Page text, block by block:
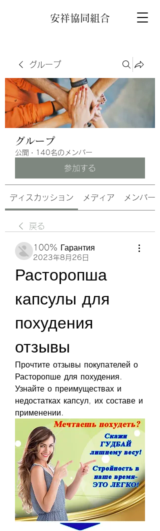
安祥協同組合
グループ
グループ
公開 · 140名のメンバー
参加する
ディスカッション メディア メンバー
戻る
100% Гарантия
2023年8月26日
Расторопша
капсулы для
похудения
отзывы
Прочтите отзывы покупателей о
Расторопше для похудения.
Узнайте о преимуществах и
недостатках капсул, их составе и
применении.